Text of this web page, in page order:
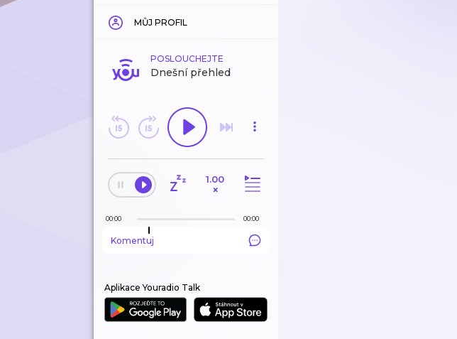
MŮJ PROFIL
POSLOUCHEJTE
Dnešní přehled
1.00
×
00:00 00:00
Komentuj
Aplikace Youradio Talk